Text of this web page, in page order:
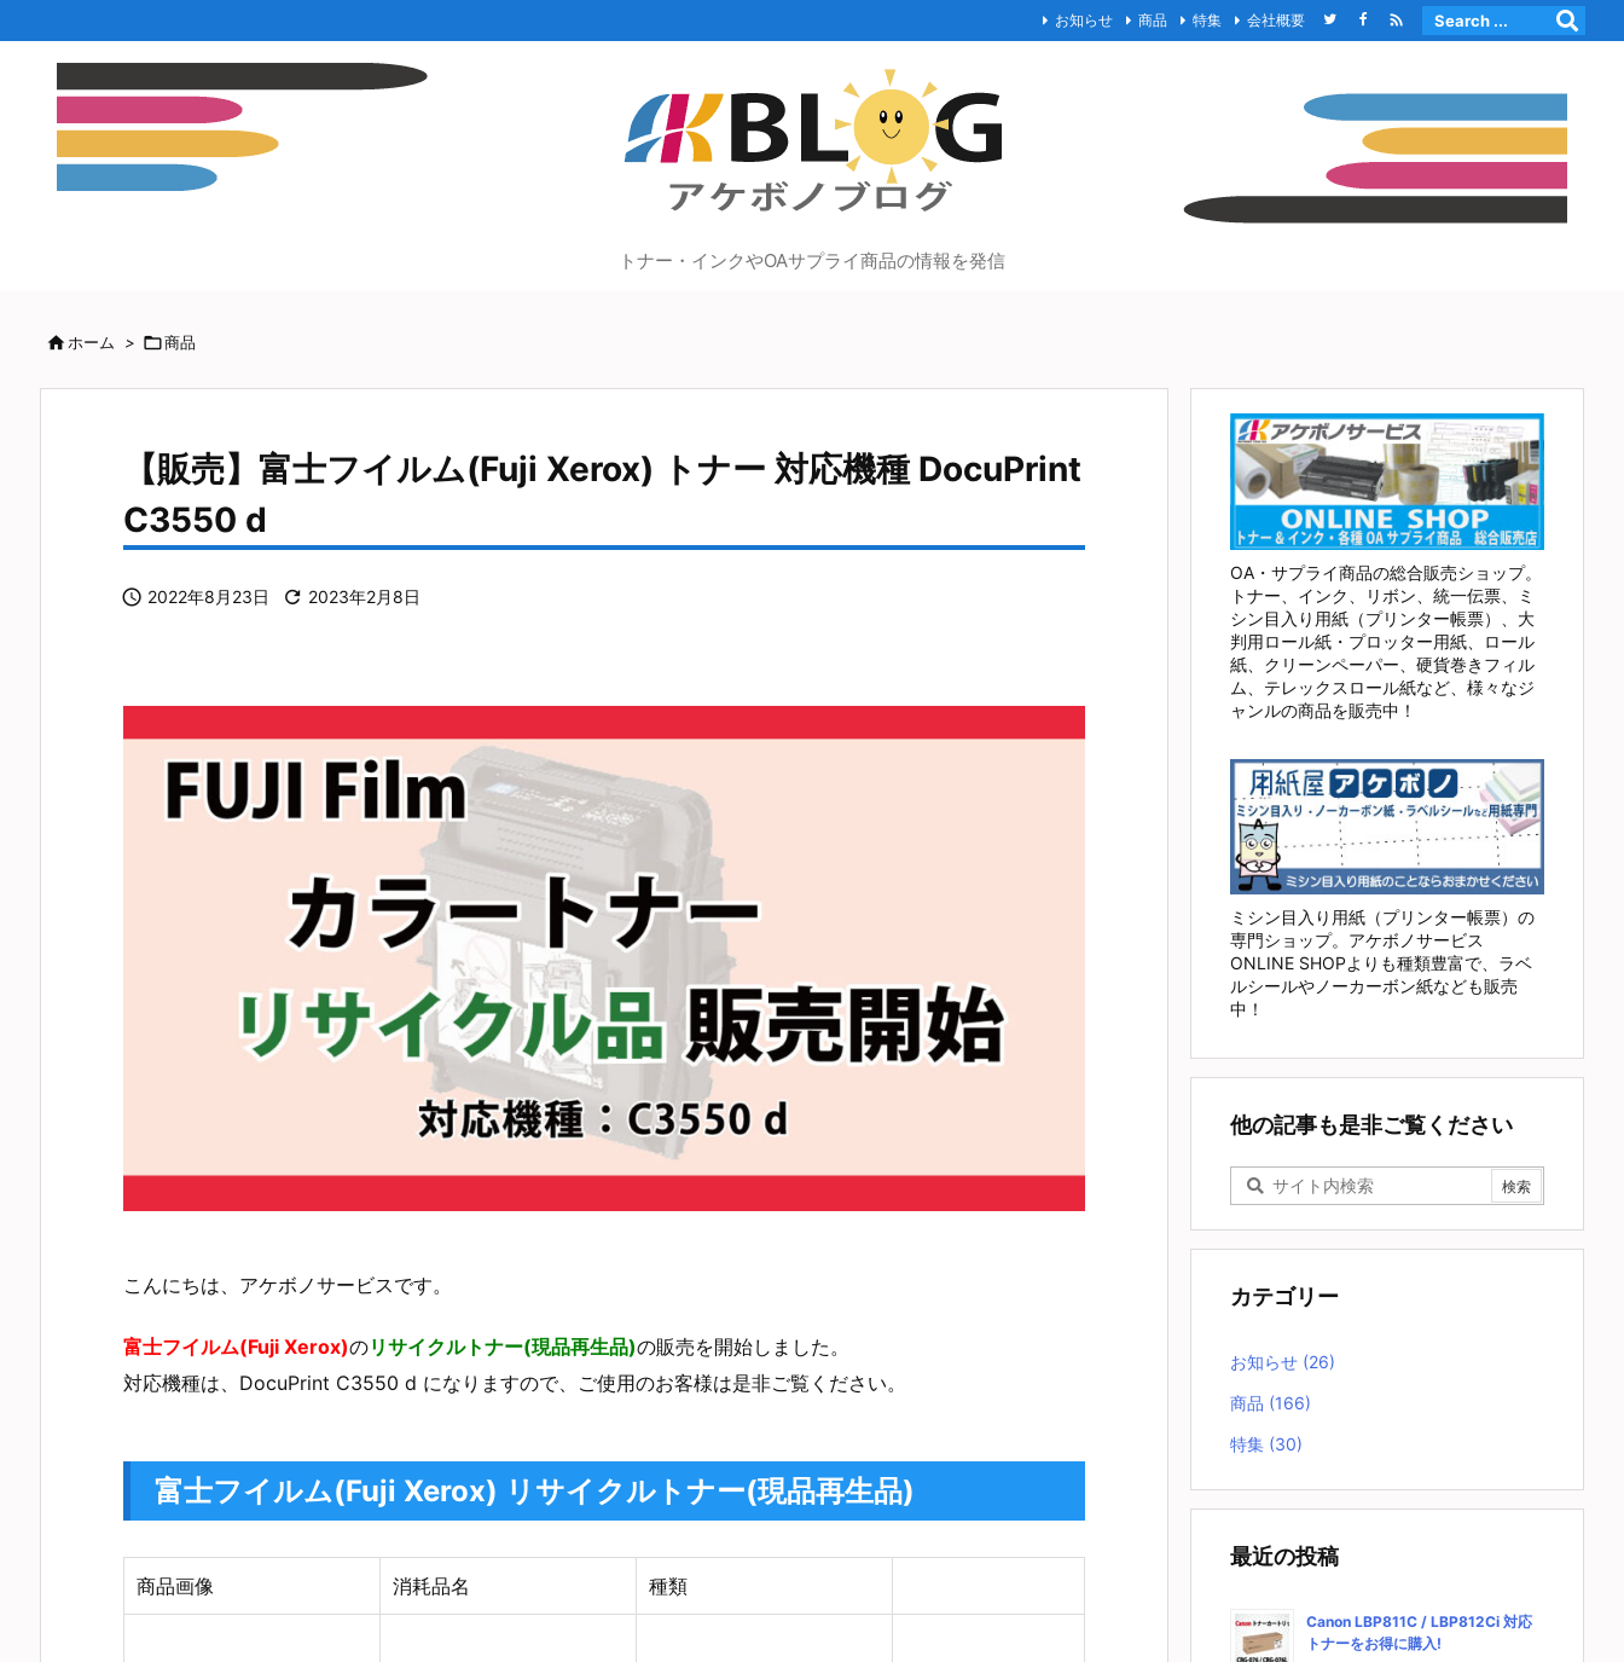
お知らせ 商品 特集 会社概要 
トナー・インクやOAサプライ商品の情報を発信
ホーム > 商品
【販売】富士フイルム(Fuji Xerox) トナー 対応機種 DocuPrint
C3550 d
 2022年8月23日  2023年2月8日
こんにちは、アケボノサービスです。
富士フイルム(Fuji Xerox)のリサイクルトナー(現品再生品)の販売を開始しました。
対応機種は、DocuPrint C3550 d になりますので、ご使用のお客様は是非ご覧ください。
富士フイルム(Fuji Xerox) リサイクルトナー(現品再生品)
商品画像 消耗品名 種類
OA・サプライ商品の総合販売ショップ。
トナー、インク、リボン、統一伝票、ミ
シン目入り用紙（プリンター帳票）、大
判用ロール紙・プロッター用紙、ロール
紙、クリーンペーパー、硬貨巻きフィル
ム、テレックスロール紙など、様々なジ
ャンルの商品を販売中！
ミシン目入り用紙（プリンター帳票）の
専門ショップ。アケボノサービス
ONLINE SHOPよりも種類豊富で、ラベ
ルシールやノーカーボン紙なども販売
中！
他の記事も是非ご覧ください
カテゴリー
お知らせ (26)
商品 (166)
特集 (30)
最近の投稿
Canon LBP811C / LBP812Ci 対応
トナーをお得に購入!